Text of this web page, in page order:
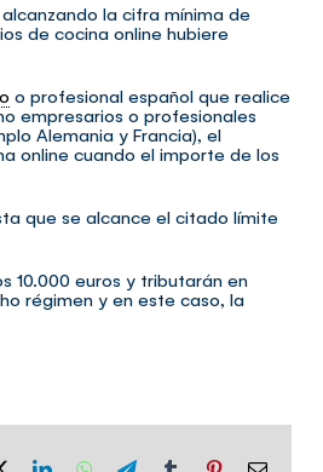
la cifra mínima de
de cocina online hubiere
o profesional español que realice
empresarios o profesionales
Alemania y Francia), el
online cuando el importe de los
que se alcance el citado límite
10.000 euros y tributarán en
régimen y en este caso, la
LinkedInWhatsApp
TelegramTumblr PinterestCorreo